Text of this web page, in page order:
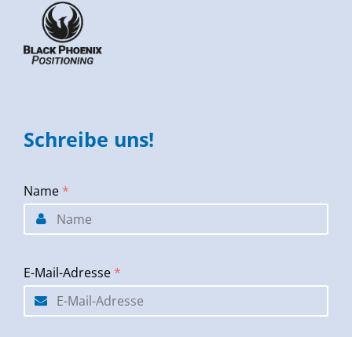
Schreibe uns!
Name *
E-Mail-Adresse *